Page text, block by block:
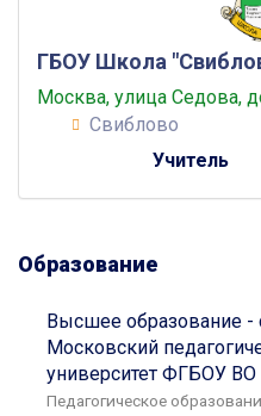
Учитель
ГБОУ Школа
Москва, улица Седова,
Свиблово
Образование
Высшее образование -
Московский
университет ФГБОУ ВО
Педагогическое